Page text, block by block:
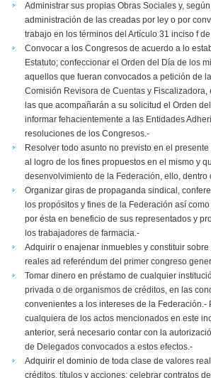
Administrar sus propias Obras Sociales y,
administración de las creadas por ley o por
trabajo en los términos del Artículo 31 inciso f
Convocar a los Congresos de acuerdo a lo
Estatuto; confeccionar el Orden del Día de los
aquellos que fueran convocados a petición de
Comisión Revisora de Cuentas y Fiscalizadora,
las que acompañarán a su solicitud el Orden
informar fehacientemente a las Entidades
resoluciones de los Congresos.-
Resolver todo asunto no previsto en el
al logro de los fines propuestos en el mismo y
desenvolvimiento de la Federación, ello, dentro
Organizar giras de propaganda sindical,
los propósitos y fines de la Federación así
por ésta en beneficio de sus representados y
los trabajadores de farmacia.-
Adquirir o enajenar inmuebles y constituir
reales ad referéndum del primer congreso
Tomar dinero en préstamo de cualquier
privada o de organismos de créditos, en las
convenientes a los intereses de la Federación.-
cualquiera de los actos mencionados en este
anterior, será necesario contar con la
de Delegados convocados a estos efectos.-
Adquirir el dominio de toda clase de valores
créditos, títulos y acciones; celebrar contratos